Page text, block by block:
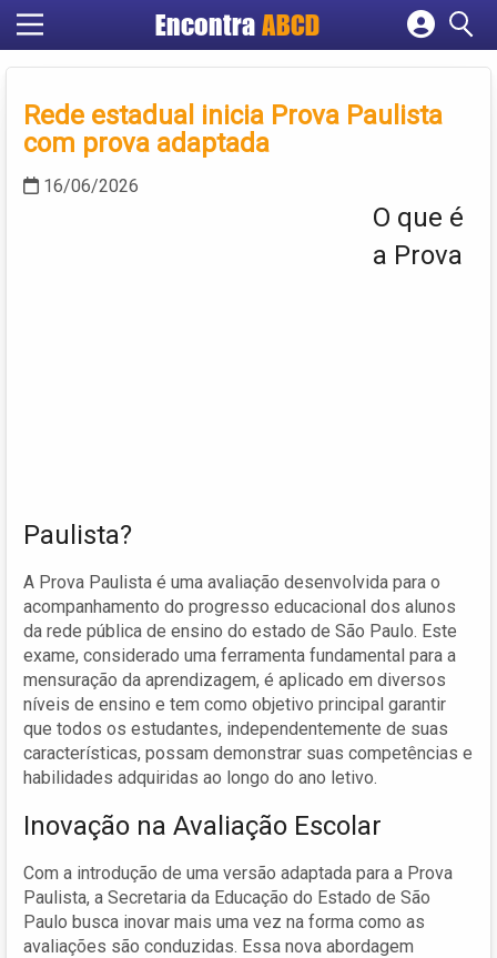
EncontraABCD
Cadastrar empresa
Criar conta
Rede estadual inicia Prova Paulista
com prova adaptada
16/06/2026
O que é
a Prova
Paulista?
A Prova Paulista é uma avaliação desenvolvida para o
acompanhamento do progresso educacional dos alunos
da rede pública de ensino do estado de São Paulo. Este
exame, considerado uma ferramenta fundamental para a
mensuração da aprendizagem, é aplicado em diversos
níveis de ensino e tem como objetivo principal garantir
que todos os estudantes, independentemente de suas
características, possam demonstrar suas competências e
habilidades adquiridas ao longo do ano letivo.
Inovação na Avaliação Escolar
Com a introdução de uma versão adaptada para a Prova
Paulista, a Secretaria da Educação do Estado de São
Paulo busca inovar mais uma vez na forma como as
avaliações são conduzidas. Essa nova abordagem